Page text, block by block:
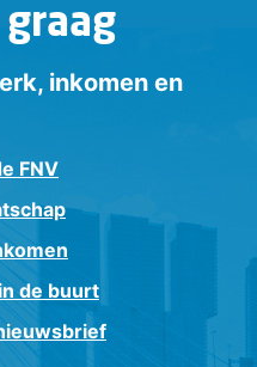
inkomen en
FNV
de buurt